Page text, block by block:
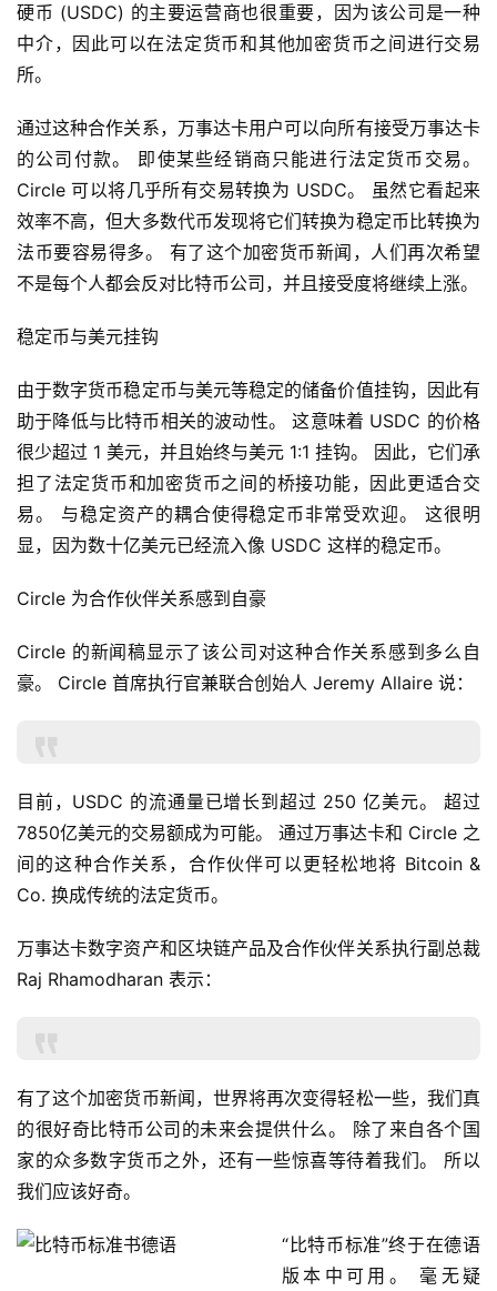
页
信
9
9
9
指
硬币 (USDC) 的主要运营商也很重要，因为该公司是一种
中介，因此可以在法定货币和其他加密货币之间进行交易
所。
通过这种合作关系，万事达卡用户可以向所有接受万事达卡
的公司付款。 即使某些经销商只能进行法定货币交易。
Circle 可以将几乎所有交易转换为 USDC。 虽然它看起来
效率不高，但大多数代币发现将它们转换为稳定币比转换为
法币要容易得多。 有了这个加密货币新闻，人们再次希望
不是每个人都会反对比特币公司，并且接受度将继续上涨。
稳定币与美元挂钩
由于数字货币稳定币与美元等稳定的储备价值挂钩，因此有
助于降低与比特币相关的波动性。 这意味着 USDC 的价格
很少超过 1 美元，并且始终与美元 1:1 挂钩。 因此，它们承
担了法定货币和加密货币之间的桥接功能，因此更适合交
易。 与稳定资产的耦合使得稳定币非常受欢迎。 这很明
显，因为数十亿美元已经流入像 USDC 这样的稳定​​币。
Circle 为合作伙伴关系感到自豪
Circle 的新闻稿显示了该公司对这种合作关系感到多么自
豪。 Circle 首席执行官兼联合创始人 Jeremy Allaire 说：
目前，USDC 的流通量已增长到超过 250 亿美元。 超过
7850亿美元的交易额成为可能。 通过万事达卡和 Circle 之
间的这种合作关系，合作伙伴可以更轻松地将 Bitcoin &
Co. 换成传统的法定货币。
万事达卡数字资产和区块链产品及合作伙伴关系执行副总裁
Raj Rhamodharan 表示：
有了这个加密货币新闻，世界将再次变得轻松一些，我们真
的很好奇比特币公司的未来会提供什么。 除了来自各个国
家的众多数字货币之外，还有一些惊喜等待着我们。 所以
我们应该好奇。
“比特币标准”终于在德语
版本中可用。 毫无疑